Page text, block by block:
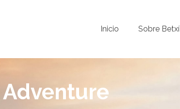
Inicio Sobre Betxí
Adventure